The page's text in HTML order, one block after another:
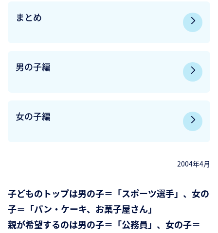
まとめ
男の子編
女の子編
2004年4月
子どものトップは男の子＝「スポーツ選手」、女の
子＝「パン・ケーキ、お菓子屋さん」
親が希望するのは男の子＝「公務員」、女の子＝